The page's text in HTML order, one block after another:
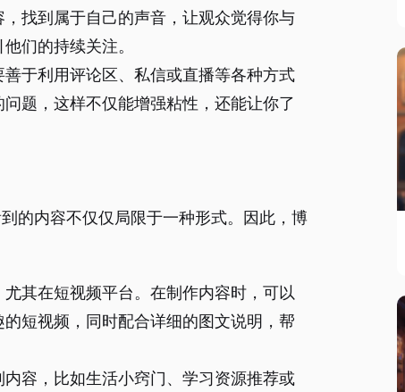
找到属于自己的声音，让观众觉得你与
们的持续关注。
于利用评论区、私信或直播等各种方式
题，这样不仅能增强粘性，还能让你了
的内容不仅仅局限于一种形式。因此，博
其在短视频平台。在制作内容时，可以
短视频，同时配合详细的图文说明，帮
容，比如生活小窍门、学习资源推荐或